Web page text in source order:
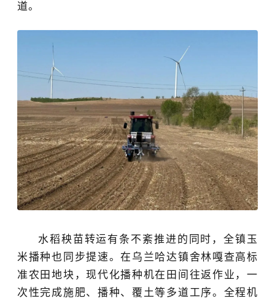
道。
水稻秧苗转运有条不紊推进的同时，全镇玉
米播种也同步提速。在 乌兰哈达镇舍林嘎查高标
准农田地块，现代化播种机在田间往返作业，一
次性完成施肥、播种、覆土等多道工序。全程机